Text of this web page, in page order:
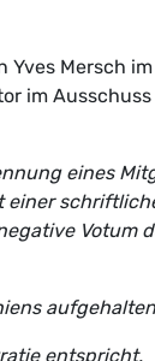
Mersch
im
eines
Votum
entspricht.